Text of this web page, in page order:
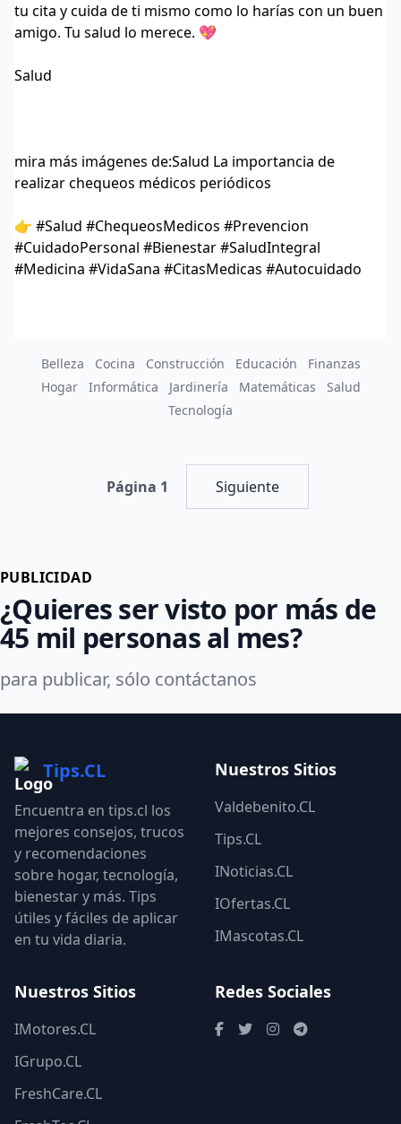
tu cita y cuida de ti mismo como lo harías con un buen
amigo. Tu salud lo merece. 💖
Salud
mira más imágenes de:Salud La importancia de
realizar chequeos médicos periódicos
👉 #Salud #ChequeosMedicos #Prevencion
#CuidadoPersonal #Bienestar #SaludIntegral
#Medicina #VidaSana #CitasMedicas #Autocuidado
Belleza Cocina Construcción Educación
Finanzas
Hogar
Informática Jardinería Matemáticas
Salud
Tecnología
Página 1 Siguiente
PUBLICIDAD
¿Quieres ser visto por más de
45 mil personas al mes?
para publicar, sólo contáctanos
Tips.CL
Encuentra en tips.cl los
mejores consejos, trucos
y recomendaciones
sobre hogar, tecnología,
bienestar y más. Tips
útiles y fáciles de aplicar
en tu vida diaria.
Nuestros Sitios
Valdebenito.CL
Tips.CL
INoticias.CL
IOfertas.CL
IMascotas.CL
Nuestros Sitios
IMotores.CL
IGrupo.CL
FreshCare.CL
Redes Sociales